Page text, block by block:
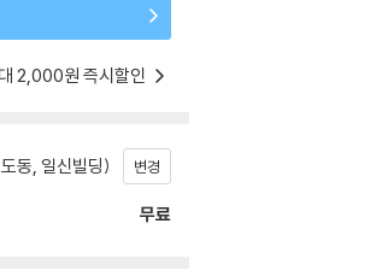
2,000원 즉시할인
동, 일신빌딩) 변경
무료